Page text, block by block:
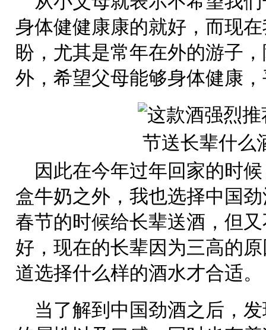
身体健健康康的就好，而现
盼，尤其是常年在外的游子
外，希望父母能够身体健康
因此在今年过年回家的时
盒牛奶之外，我也选择中国
春节的时候给长辈送酒，但
好，现在的长辈因为三高的
道选择什么样的酒水才合适。
当了解到中国劲酒之后，